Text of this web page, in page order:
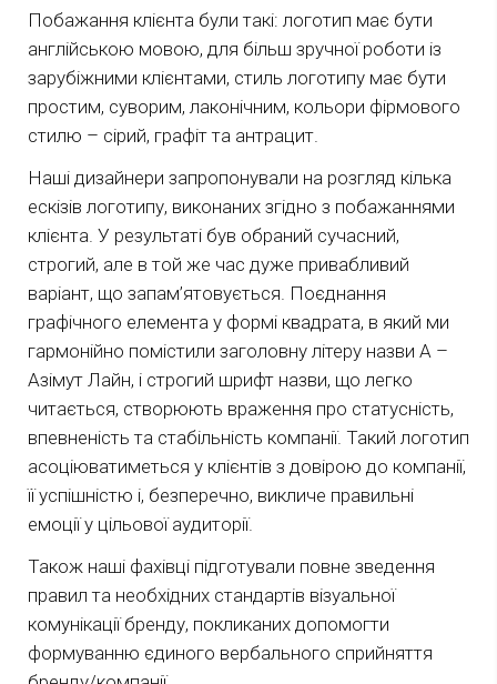
Побажання клієнта були такі: логотип має бути
англійською мовою, для більш зручної роботи із
зарубіжними клієнтами, стиль логотипу має бути
простим, суворим, лаконічним, кольори фірмового
стилю – сірий, графіт та антрацит.
Наші дизайнери запропонували на розгляд кілька
ескізів логотипу, виконаних згідно з побажаннями
клієнта. У результаті був обраний сучасний,
строгий, але в той же час дуже привабливий
варіант, що запам’ятовується. Поєднання
графічного елемента у формі квадрата, в який ми
гармонійно помістили заголовну літеру назви А –
Азімут Лайн, і строгий шрифт назви, що легко
читається, створюють враження про статусність,
впевненість та стабільність компанії. Такий логотип
асоціюватиметься у клієнтів з довірою до компанії,
її успішністю і, безперечно, викличе правильні
емоції у цільової аудиторії.
Також наші фахівці підготували повне зведення
правил та необхідних стандартів візуальної
комунікації бренду, покликаних допомогти
формуванню єдиного вербального сприйняття